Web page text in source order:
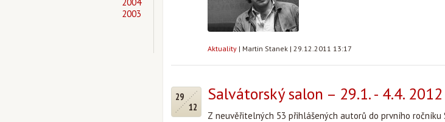
2003
Aktuality | Martin Stanek | 29.12.2011 13:17
29
12
Salvátorský salon – 29.1. - 4.4. 2012
Z neuvěřitelných 53 přihlášených autorů do prvního